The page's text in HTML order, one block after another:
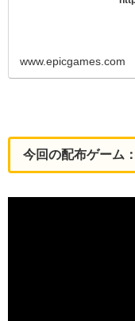
www.epicgames.com
今回の配布ゲーム